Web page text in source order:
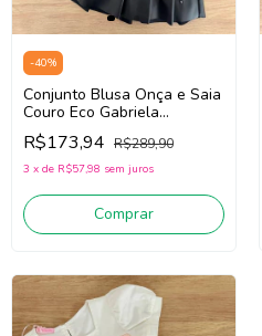
-40%
Conjunto Blusa Onça e Saia
Couro Eco Gabriela
Aquarela 261017
(Bege/Marrom/Preto)
R$173,94 R$289,90
3 x de R$57,98 sem juros
Comprar